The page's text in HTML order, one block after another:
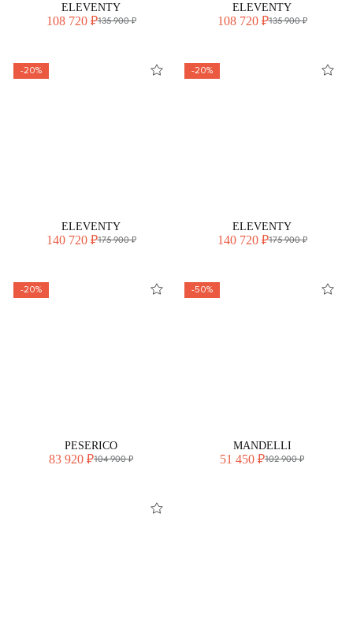
ELEVENTY
108 720 ₽135 900 ₽
ELEVENTY
108 720 ₽135 900 ₽
-20%
ELEVENTY
140 720 ₽175 900 ₽
-20%
ELEVENTY
140 720 ₽175 900 ₽
-20%
PESERICO
83 920 ₽104 900 ₽
-50%
MANDELLI
51 450 ₽102 900 ₽